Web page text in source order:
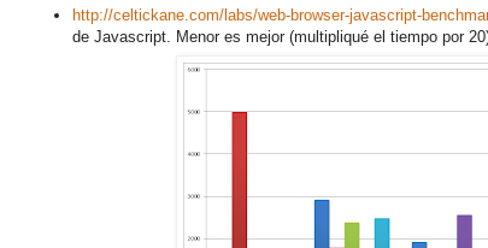
http://celtickane.com/labs/web-browser-javascript-
de Javascript. Menor es mejor (multipliqué el tiempo por